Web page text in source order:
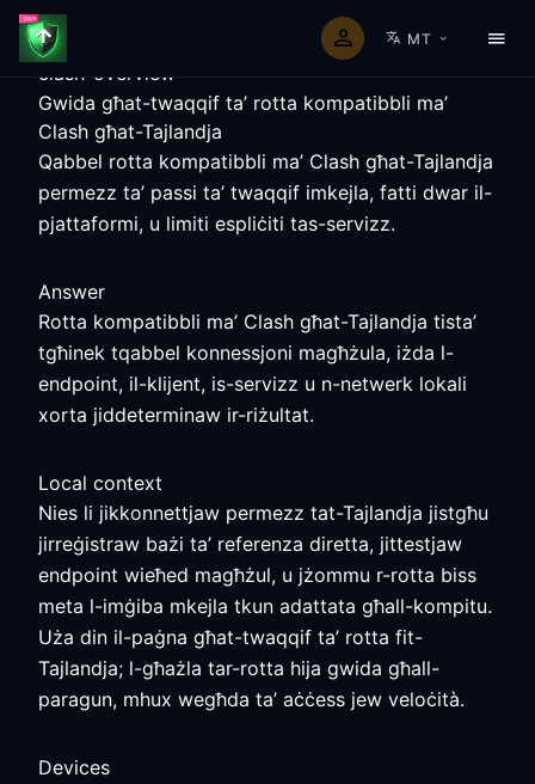
MT
clash-overview
Gwida għat-twaqqif ta’ rotta kompatibbli ma’
Clash għat-Tajlandja
Qabbel rotta kompatibbli ma’ Clash għat-Tajlandja
permezz ta’ passi ta’ twaqqif imkejla, fatti dwar il-
pjattaformi, u limiti espliċiti tas-servizz.
Answer
Rotta kompatibbli ma’ Clash għat-Tajlandja tista’
tgħinek tqabbel konnessjoni magħżula, iżda l-
endpoint, il-klijent, is-servizz u n-netwerk lokali
xorta jiddeterminaw ir-riżultat.
Local context
Nies li jikkonnettjaw permezz tat-Tajlandja jistgħu
jirreġistraw bażi ta’ referenza diretta, jittestjaw
endpoint wieħed magħżul, u jżommu r-rotta biss
meta l-imġiba mkejla tkun adattata għall-kompitu.
Uża din il-paġna għat-twaqqif ta’ rotta fit-
Tajlandja; l-għażla tar-rotta hija gwida għall-
paragun, mhux wegħda ta’ aċċess jew veloċità.
Devices